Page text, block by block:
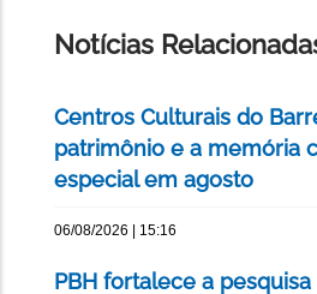
Notícias
Centros Culturais do
patrimônio e a memória
especial em agosto
06/08/2026 | 15:16
PBH fortalece a